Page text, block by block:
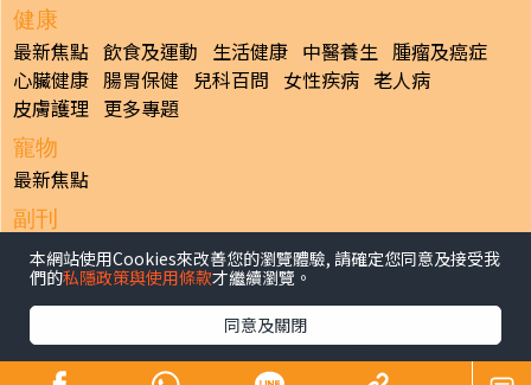
健康
最新焦點 飲食及運動 生活健康 中醫養生 腫瘤及癌症
心臟健康 腸胃保健 兒科百問 女性疾病 老人病
皮膚護理 更多專題
寵物
最新焦點
副刊
最新焦點
日報
中國/國際
生活副刊 親子/教育 體育 專題/人物 昔日晴報
本網站使用Cookies來改善您的瀏覽體驗, 請確定您同意及接受我
們的私隱政策與使用條款才繼續瀏覽。
同意及關閉